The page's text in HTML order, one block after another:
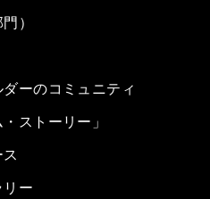
）
ーのコミュニティ
ストーリー」
リー